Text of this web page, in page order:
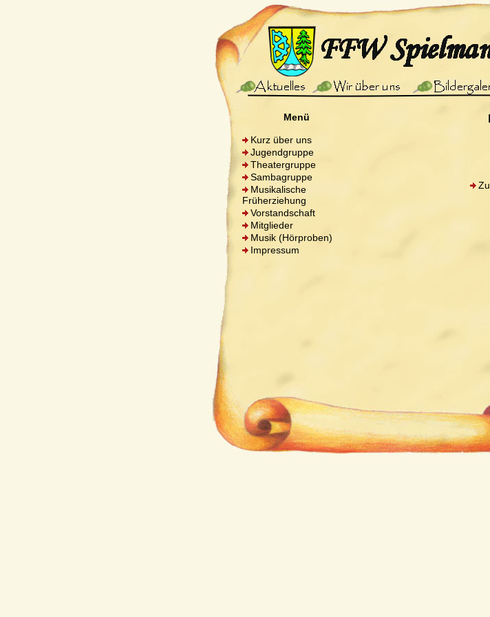
Menü
Kurz über uns
Jugendgruppe
Theatergruppe
Sambagruppe
Musikalische
Früherziehung
Vorstandschaft
Mitglieder
Musik (Hörproben)
Impressum